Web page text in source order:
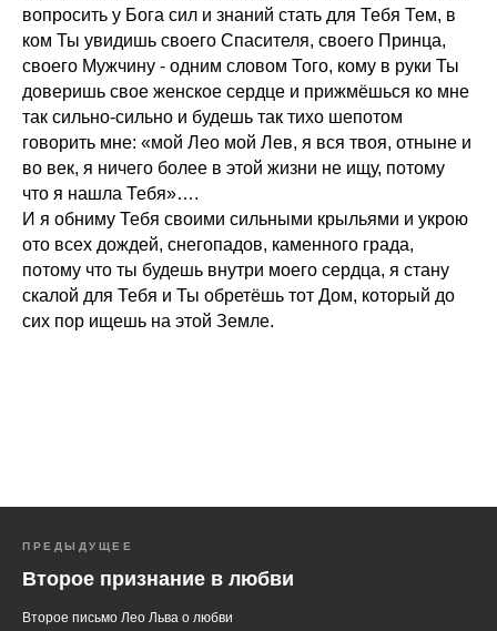
вопросить у Бога сил и знаний стать для Тебя Тем, в
ком Ты увидишь своего Спасителя, своего Принца,
своего Мужчину - одним словом Того, кому в руки Ты
доверишь свое женское сердце и прижмёшься ко мне
так сильно-сильно и будешь так тихо шепотом
говорить мне: «мой Лео мой Лев, я вся твоя, отныне и
во век, я ничего более в этой жизни не ищу, потому
что я нашла Тебя»….
И я обниму Тебя своими сильными крыльями и укрою
ото всех дождей, снегопадов, каменного града,
потому что ты будешь внутри моего сердца, я стану
скалой для Тебя и Ты обретёшь тот Дом, который до
сих пор ищешь на этой Земле.
ПРЕДЫДУЩЕЕ
Второе признание в любви
Второе письмо Лео Льва о любви